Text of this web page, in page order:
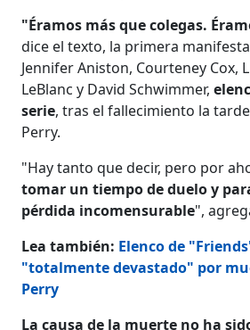
"Éramos más que colegas.
dice el texto, la primera
Jennifer Aniston, Courteney Cox,
LeBlanc y David Schwimmer,
serie, tras el fallecimiento la
Perry.
"Hay tanto que decir, pero por
tomar un tiempo de duelo y
pérdida incomensurable",
Lea también: Elenco de
"totalmente devastado" por
Perry
La causa de la muerte no ha